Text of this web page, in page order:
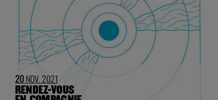
20NOV. 2021
RENDEZ-VOUS